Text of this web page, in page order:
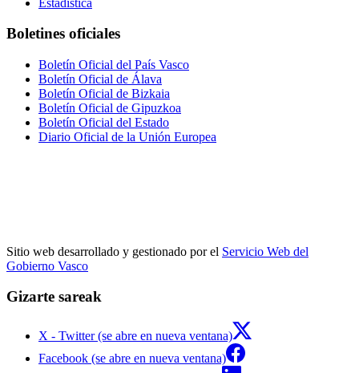
Boletines oficiales
Boletín Oficial del País Vasco
Boletín Oficial de Álava
Boletín Oficial de Bizkaia
Boletín Oficial de Gipuzkoa
Boletín Oficial del Estado
Diario Oficial de la Unión Europea
Sitio web desarrollado y gestionado por el Servicio Web del
Gobierno Vasco
Gizarte sareak
X - Twitter (se abre en nueva ventana)
Facebook (se abre en nueva ventana)